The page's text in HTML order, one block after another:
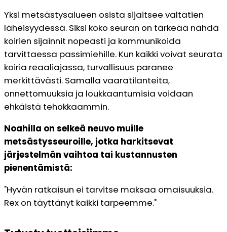
Yksi metsästysalueen osista sijaitsee valtatien
läheisyydessä. Siksi koko seuran on tärkeää nähdä
koirien sijainnit nopeasti ja kommunikoida
tarvittaessa passimiehille. Kun kaikki voivat seurata
koiria reaaliajassa, turvallisuus paranee
merkittävästi. Samalla vaaratilanteita,
onnettomuuksia ja loukkaantumisia voidaan
ehkäistä tehokkaammin.
Noahilla on selkeä neuvo muille
metsästysseuroille, jotka harkitsevat
järjestelmän vaihtoa tai kustannusten
pienentämistä:
"Hyvän ratkaisun ei tarvitse maksaa omaisuuksia.
Rex on täyttänyt kaikki tarpeemme."